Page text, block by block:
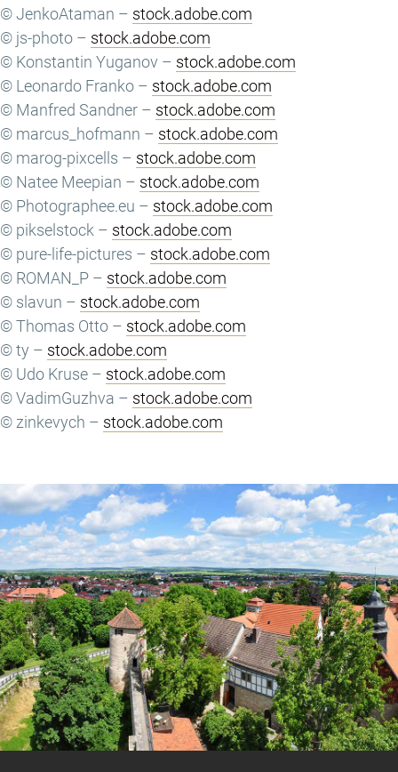
© JenkoAtaman – stock.adobe.com
© js-photo – stock.adobe.com
© Konstantin Yuganov – stock.adobe.com
© Leonardo Franko – stock.adobe.com
© Manfred Sandner – stock.adobe.com
© marcus_hofmann – stock.adobe.com
© marog-pixcells – stock.adobe.com
© Natee Meepian – stock.adobe.com
© Photographee.eu – stock.adobe.com
© pikselstock – stock.adobe.com
© pure-life-pictures – stock.adobe.com
© ROMAN_P – stock.adobe.com
© slavun – stock.adobe.com
© Thomas Otto – stock.adobe.com
© ty – stock.adobe.com
© Udo Kruse – stock.adobe.com
© VadimGuzhva – stock.adobe.com
© zinkevych – stock.adobe.com